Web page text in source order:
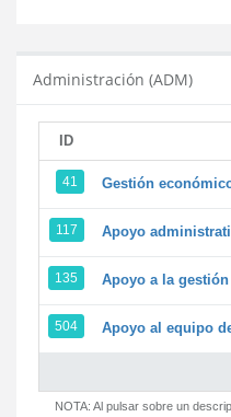
Administración (ADM)
ID
41 Gestión
117 Apoyo
135 Apoyo a la
504 Apoyo al equipo
NOTA: Al pulsar sobre un